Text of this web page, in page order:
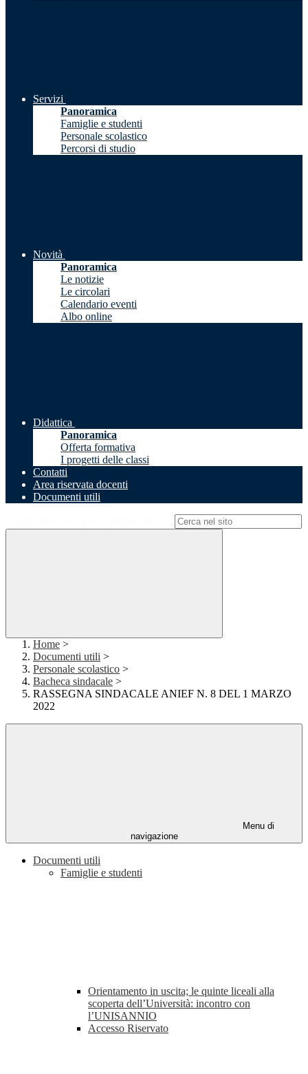
Servizi
Panoramica
Famiglie e studenti
Personale scolastico
Percorsi di studio
Novità
Panoramica
Le notizie
Le circolari
Calendario eventi
Albo online
Didattica
Panoramica
Offerta formativa
I progetti delle classi
Contatti
Area riservata docenti
Documenti utili
Home >
Documenti utili >
Personale scolastico >
Bacheca sindacale >
RASSEGNA SINDACALE ANIEF N. 8 DEL 1 MARZO
2022
Menu di
navigazione
Documenti utili
Famiglie e studenti
Orientamento in uscita; le quinte liceali alla
scoperta dell’Università: incontro con
l’UNISANNIO
Accesso Riservato